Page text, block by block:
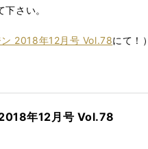
さい。
2018年12月号 Vol.78にて！）
年12月号 Vol.78